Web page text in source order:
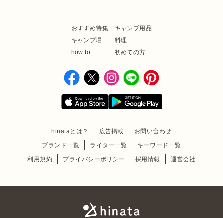
おすすめ特集
キャンプ用品
キャンプ場
料理
how to
初めての方
hinataとは？ 広告掲載
お問い合わせ
ブランド一覧
ライター一覧
キーワード一覧
利用規約
プライバシーポリシー 採用情報 運営会社